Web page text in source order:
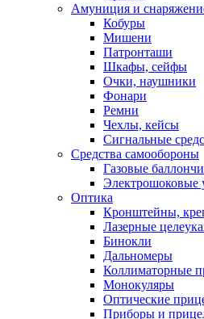
Амуниция и
Кобуры
Мишени
Патронташи
Шкафы, сейфы
Очки, наушники
Фонари
Ремни
Чехлы, кейсы
Сигнальные
Средства самообороны
Газовые
Электрошоковые
Оптика
Кронштейны,
Лазерные
Бинокли
Дальномеры
Коллиматорные
Монокуляры
Оптические
Приборы и